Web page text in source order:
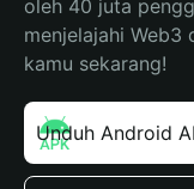
oleh 40 juta
menjelajahi Web3
kamu sekarang!
Unduh Android